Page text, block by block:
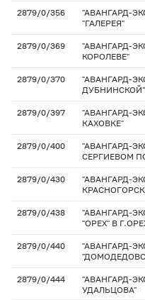
2879/0/356
"АВАНГАРД-
"ГАЛЕРЕЯ"
2879/0/369
"АВАНГАРД-
КОРОЛЕВЕ"
2879/0/370
"АВАНГАРД-
ДУБНИНСКОЙ"
2879/0/397
"АВАНГАРД-
КАХОВКЕ"
2879/0/400
"АВАНГАРД-
СЕРГИЕВОМ
2879/0/430
"АВАНГАРД-
2879/0/438
"АВАНГАРД-
"ОРЕХ" В
2879/0/440
"АВАНГАРД-
2879/0/444
"АВАНГАРД-
УДАЛЬЦОВА"